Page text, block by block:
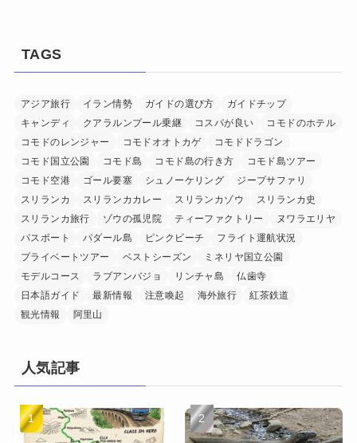
TAGS
アジア旅行 イラン情勢 ガイドの選び方
ガイドチップ
キャンディ
クアラルンプール乗継 コスパが良い
コモドのホテル
コモドのレンジャー
コモドオオトカゲ
コモドドラゴン
コモド国立公園
コモド島 コモド島の行き方
コモド島ツアー
コモド空港
ゴール要塞 シュノーケリング
ジープサファリ
スリランカ
スリランカカレー スリランカゾウ
スリランカ史
スリランカ旅行
ゾウの孤児院 ティーファクトリー
ヌワラエリヤ
パスポート
パダール島 ピンクビーチ
フライト運航状況
プライベートツアー
ベストシーズン
ミネリヤ国立公園
モデルコース
ラブアンバジョ リンチャ島
仏歯寺
日本語ガイド
最新情報 注意喚起 海外旅行
紅茶鉄道
観光情報
阿里山
人気記事